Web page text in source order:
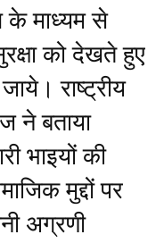
के माध्यम से
को देखते हुए
राष्ट्रीय
ने बताया
भाइयों की
मुद्दों पर
अग्रणी